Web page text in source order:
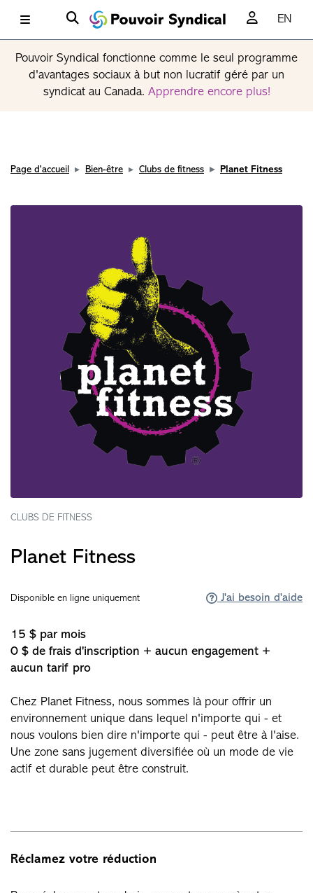
EN
Pouvoir Syndical fonctionne comme le seul programme
d'avantages sociaux à but non lucratif géré par un
syndicat au Canada. Apprendre encore plus!
Page d'accueil Bien-être Clubs de fitness Planet Fitness
CLUBS DE FITNESS
Planet Fitness
Disponible en ligne uniquement J'ai besoin d'aide
15 $ par mois
0 $ de frais d'inscription + aucun engagement +
aucun tarif pro
Chez Planet Fitness, nous sommes là pour offrir un
environnement unique dans lequel n'importe qui - et
nous voulons bien dire n'importe qui - peut être à l'aise.
Une zone sans jugement diversifiée où un mode de vie
actif et durable peut être construit.
Réclamez votre réduction